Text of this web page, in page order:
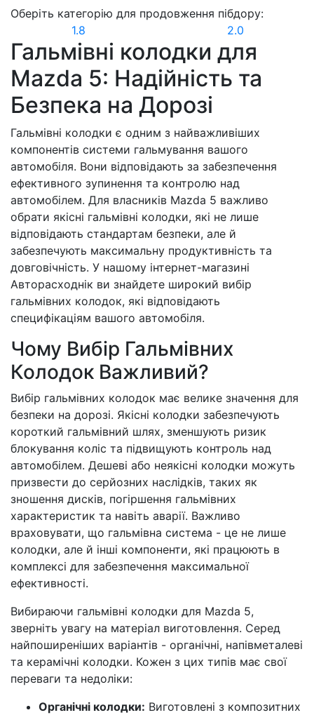
Оберіть категорію для продовження пібдору:
1.8
2.0
Гальмівні колодки для
Mazda 5: Надійність та
Безпека на Дорозі
Гальмівні колодки є одним з найважливіших
компонентів системи гальмування вашого
автомобіля. Вони відповідають за забезпечення
ефективного зупинення та контролю над
автомобілем. Для власників Mazda 5 важливо
обрати якісні гальмівні колодки, які не лише
відповідають стандартам безпеки, але й
забезпечують максимальну продуктивність та
довговічність. У нашому інтернет-магазині
Авторасходнік ви знайдете широкий вибір
гальмівних колодок, які відповідають
специфікаціям вашого автомобіля.
Чому Вибір Гальмівних
Колодок Важливий?
Вибір гальмівних колодок має велике значення для
безпеки на дорозі. Якісні колодки забезпечують
короткий гальмівний шлях, зменшують ризик
блокування коліс та підвищують контроль над
автомобілем. Дешеві або неякісні колодки можуть
призвести до серйозних наслідків, таких як
зношення дисків, погіршення гальмівних
характеристик та навіть аварії. Важливо
враховувати, що гальмівна система - це не лише
колодки, але й інші компоненти, які працюють в
комплексі для забезпечення максимальної
ефективності.
Вибираючи гальмівні колодки для Mazda 5,
зверніть увагу на матеріал виготовлення. Серед
найпоширеніших варіантів - органічні, напівметалеві
та керамічні колодки. Кожен з цих типів має свої
переваги та недоліки:
Органічні колодки: Виготовлені з композитних